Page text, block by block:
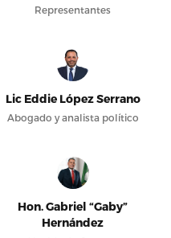
Representantes
Lic Eddie López Serrano
Abogado y analista político
Hon. Gabriel “Gaby”
Hernández